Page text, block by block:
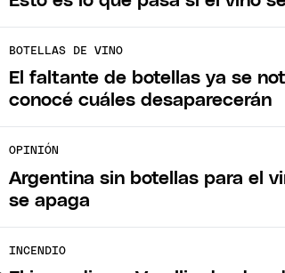
BOTELLAS DE VINO
El faltante de botellas ya se
conocé cuáles desaparecerán
OPINIÓN
Argentina sin botellas para el
se apaga
INCENDIO